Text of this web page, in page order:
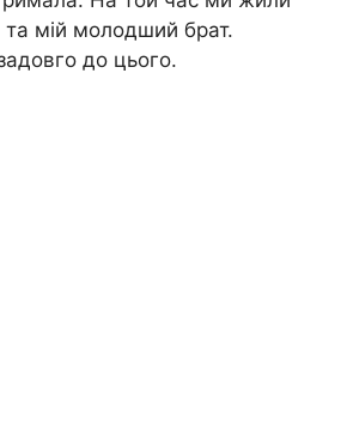
мій молодший брат.
до цього.